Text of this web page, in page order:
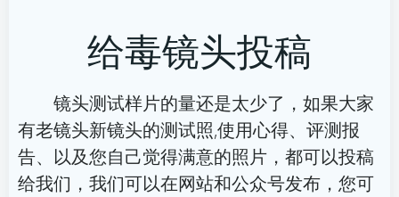
航
导
航
给毒镜头投稿
镜头测试样片的量还是太少了，如果大家
有老镜头新镜头的测试照,使用心得、评测报
告、以及您自己觉得满意的照片，都可以投稿
给我们，我们可以在网站和公众号发布，您可